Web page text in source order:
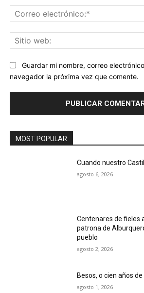
Guardar mi nombre, correo
navegador la próxima vez que comente.
MOST POPULAR
Cuando nuestro
agosto 6, 2026
Centenares de fieles
patrona de
pueblo
agosto 2, 2026
Besos, o cien años
agosto 1, 2026